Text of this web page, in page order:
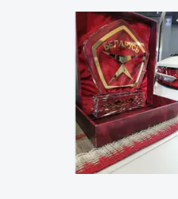
Универсальный кроссовер
от 2 499 990 ₽*
В наличии
Клиентская поддержка